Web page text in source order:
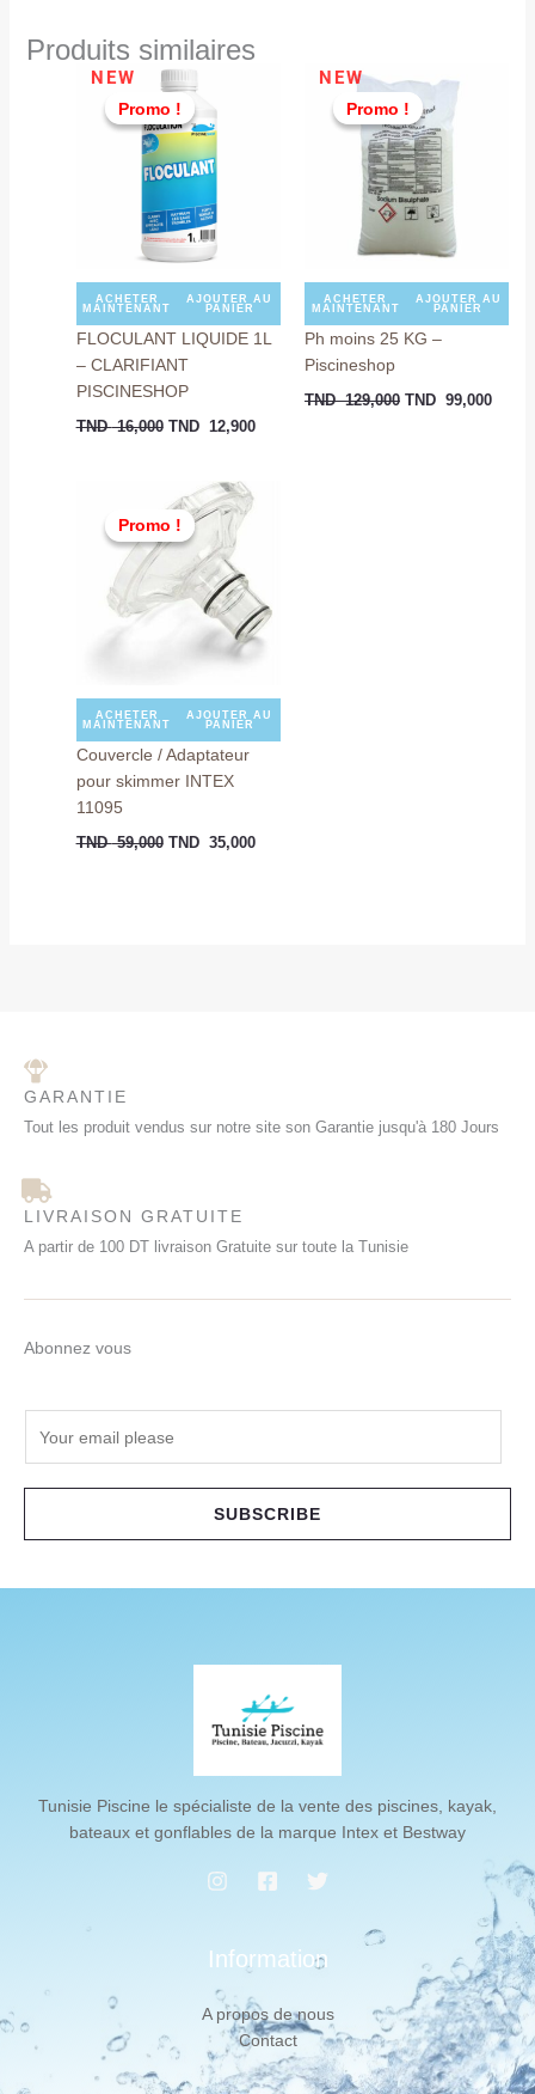
Produits similaires
Promo !
NEW
Promo !
ACHETER
MAINTENANT
AJOUTER AU
PANIER
FLOCULANT LIQUIDE 1L
– CLARIFIANT
PISCINESHOP
TND16,000
Le
prix
initial
était :
TND
16,000.
TND 12,900
Promo !
NEW
Promo !
ACHETER
MAINTENANT
AJOUTER AU
PANIER
Ph moins 25 KG –
Piscineshop
TND129,000
prix
initial
était :
TND
129,000.
TND 99,000
Promo !
Promo !
ACHETER
MAINTENANT
AJOUTER AU
PANIER
Couvercle / Adaptateur
pour skimmer INTEX
11095
TND59,000
prix
initial
était :
TND
59,000.
TND 35,000
GARANTIE
Tout les produit vendus sur notre site son Garantie jusqu'à 180 Jours
LIVRAISON GRATUITE
A partir de 100 DT livraison Gratuite sur toute la Tunisie
Abonnez vous
SUBSCRIBE
Tunisie Piscine le spécialiste de la vente des piscines, kayak,
bateaux et gonflables de la marque Intex et Bestway
Information
A propos de nous
Contact